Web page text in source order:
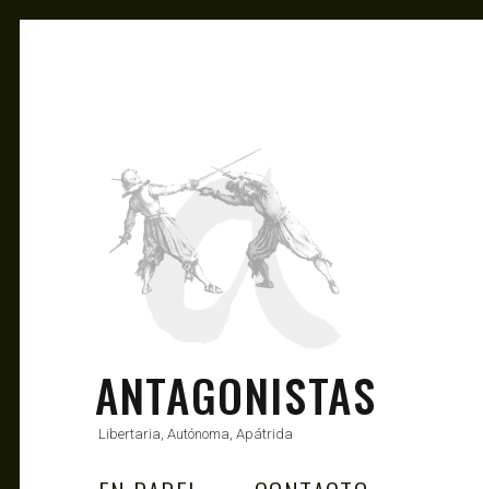
ANTAGONISTAS
Libertaria, Autónoma, Apátrida